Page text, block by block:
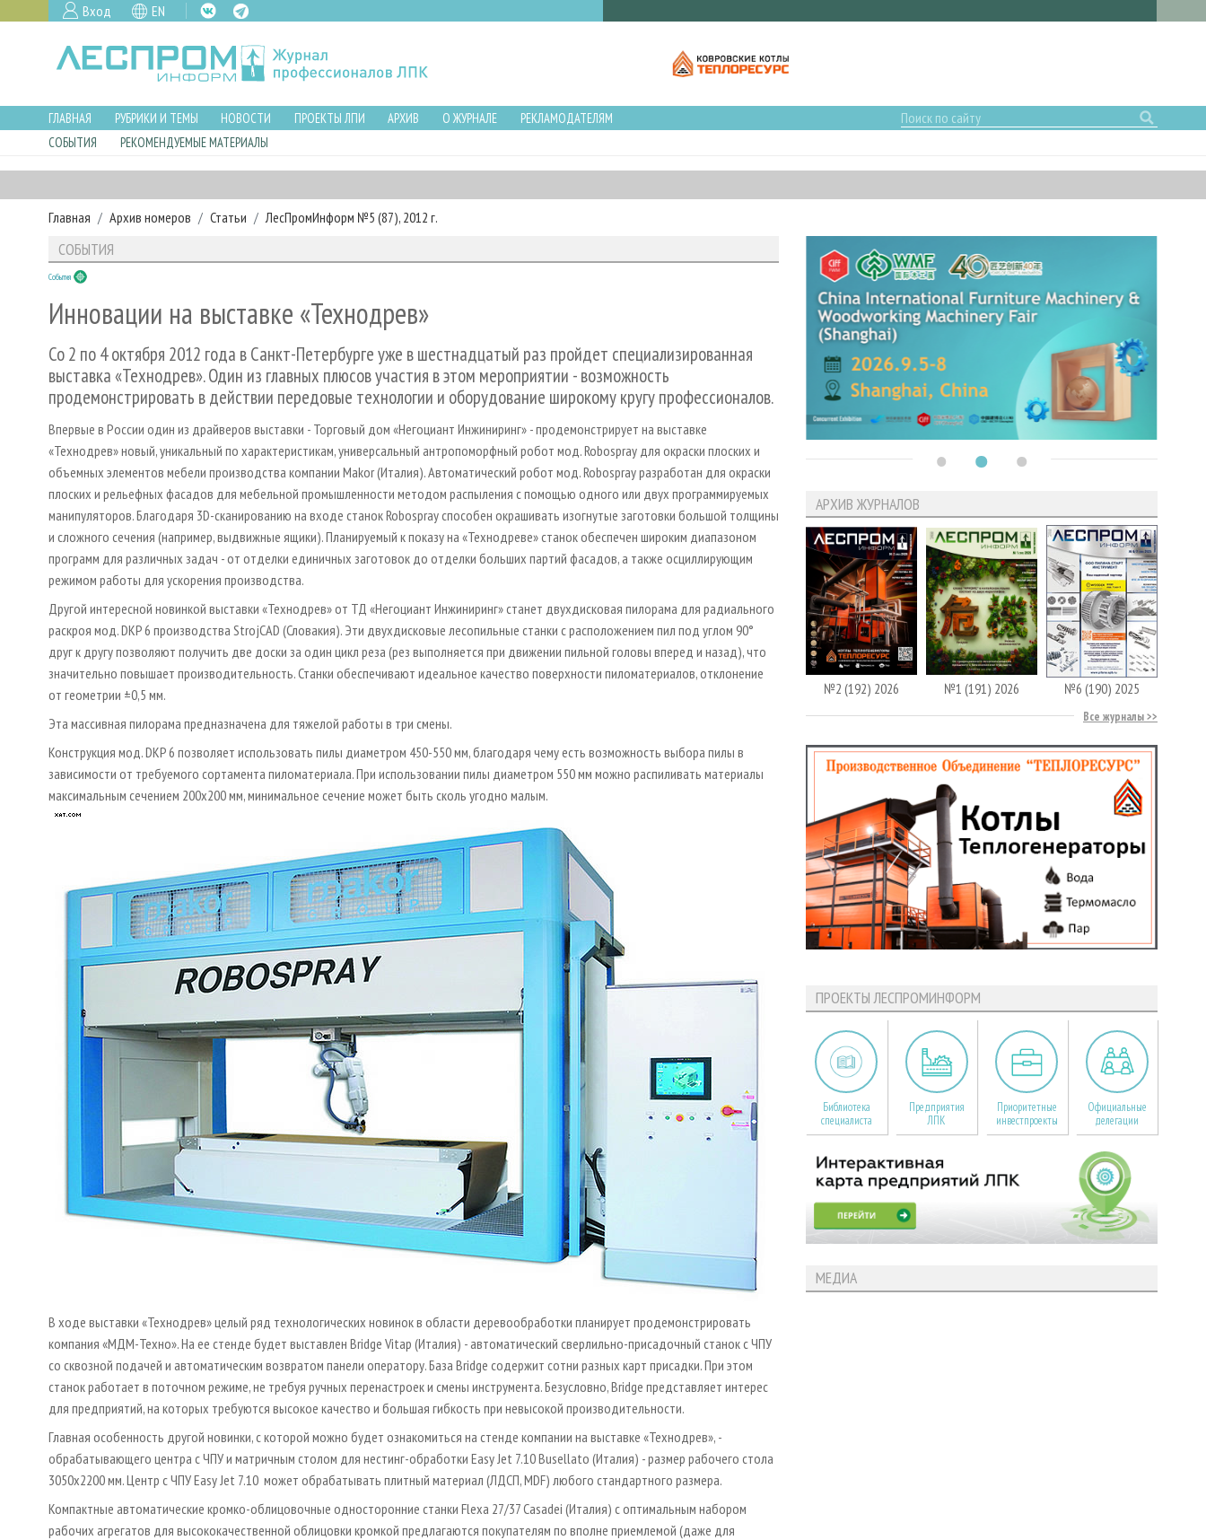
Вход EN
ГЛАВНАЯ РУБРИКИ И ТЕМЫ НОВОСТИ ПРОЕКТЫ ЛПИ АРХИВ О ЖУРНАЛЕ
РЕКЛАМОДАТЕЛЯМ
СОБЫТИЯ
РЕКОМЕНДУЕМЫЕ МАТЕРИАЛЫ
Главная Архив номеров Статьи ЛесПромИнформ №5 (87), 2012 г.
СОБЫТИЯ
События
Инновации на выставке «Технодрев»
Со 2 по 4 октября 2012 года в Санкт-Петербурге уже в шестнадцатый раз пройдет специализированная
выставка «Технодрев». Один из главных плюсов участия в этом мероприятии - возможность
продемонстрировать в действии передовые технологии и оборудование широкому кругу профессионалов.
Впервые в России один из драйверов выставки - Торговый дом «Негоциант Инжиниринг» - продемонстрирует на выставке
«Технодрев» новый, уникальный по характеристикам, универсальный антропоморфный робот мод. Robospray для окраски плоских и
объемных элементов мебели производства компании Makor (Италия). Автоматический робот мод. Robospray разработан для окраски
плоских и рельефных фасадов для мебельной промышленности методом распыления с помощью одного или двух программируемых
манипуляторов. Благодаря 3D­-сканированию на входе станок Robospray способен окрашивать изогнутые заготовки большой толщины
и сложного сечения (например, выдвижные ящики). Планируемый к показу на «Технодреве» станок обеспечен широким диапазоном
программ для различных задач - от отделки единичных заготовок до отделки больших партий фасадов, а также осциллирующим
режимом работы для ускорения производства.
Другой интересной новинкой выставки «Технодрев» от ТД «Негоциант Инжиниринг» станет двухдисковая пилорама для радиального
раскроя мод. DKP 6 производства StrojCAD (Словакия). Эти двухдисковые лесопильные станки с расположением пил под углом 90°
друг к другу позволяют получить две доски за один цикл реза (рез выполняется при движении пильной головы вперед и назад), что
значительно повышает производительность. Станки обеспечивают идеальное качество поверхности пиломатериалов, отклонение
от геометрии ±0,5 мм.
Эта массивная пилорама предназначена для тяжелой работы в три смены.
Конструкция мод. DKP 6 позволяет использовать пилы диаметром 450-550 мм, благодаря чему есть возможность выбора пилы в
зависимости от требуемого сортамента пиломатериала. При использовании пилы диаметром 550 мм можно распиливать материалы
максимальным сечением 200х200 мм, минимальное сечение может быть сколь угодно малым.
В ходе выставки «Технодрев» целый ряд технологических новинок в области деревообработки планирует продемонстрировать
компания «МДМ­-Техно». На ее стенде будет выставлен Bridge Vitap (Италия) - автоматический сверлильно-­присадочный станок с ЧПУ
со сквозной подачей и автоматическим возвратом панели оператору. База Bridge содержит сотни разных карт присадки. При этом
станок работает в поточном режиме, не требуя ручных перенастроек и смены инструмента. Безусловно, Bridge представляет интерес
для предприятий, на которых требуются высокое качество и большая гибкость при невысокой производительности.
Главная особенность другой новинки, с которой можно будет ознакомиться на стенде компании на выставке «Технодрев», -
обрабатывающего центра с ЧПУ и матричным столом для нестинг-­обработки Easy Jet 7.10 Busellato (Италия) - размер рабочего стола
3050х2200 мм. Центр с ЧПУ Easy Jet 7.10 может обрабатывать плитный материал (ЛДСП, MDF) любого стандартного размера.
Компактные автоматические кромко-облицовочные односторонние станки Flexa 27/37 Casadei (Италия) с оптимальным набором
рабочих агрегатов для высококачественной облицовки кромкой предлагаются покупателям по вполне приемлемой (даже для
АРХИВ ЖУРНАЛОВ
№2 (192) 2026 №1 (191) 2026 №6 (190) 2025
Все журналы
ПРОЕКТЫ ЛЕСПРОМИНФОРМ
Библиотека
специалиста
Предприятия
ЛПК
Приоритетные
инвестпроекты
Официальные
делегации
МЕДИА